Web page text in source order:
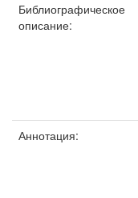
Библиографическое
описание:
Аннотация: